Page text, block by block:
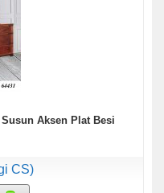
Aksen Plat Besi
CS)